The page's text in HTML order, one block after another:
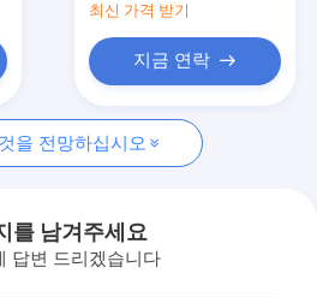
최신 가격 받기
지금 연락
을 전망하십시오
를 남겨주세요
답변 드리겠습니다